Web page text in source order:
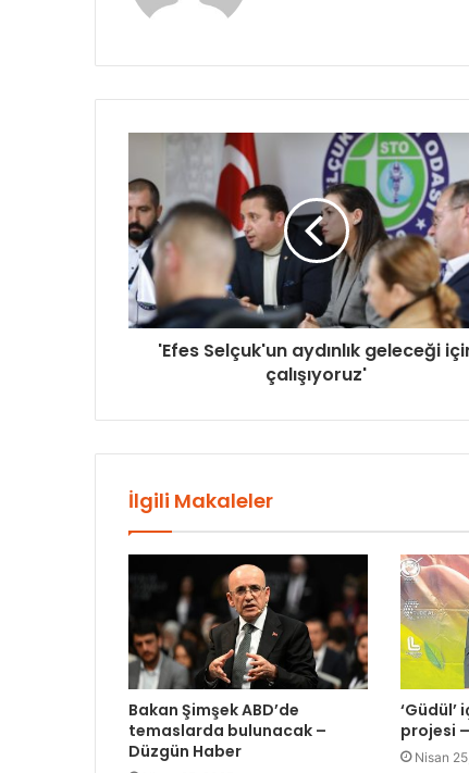
'Efes Selçuk'un aydınlık geleceği
çalışıyoruz'
İlgili Makaleler
Bakan Şimşek ABD’de
temaslarda bulunacak –
Düzgün Haber
projesi
Nisan